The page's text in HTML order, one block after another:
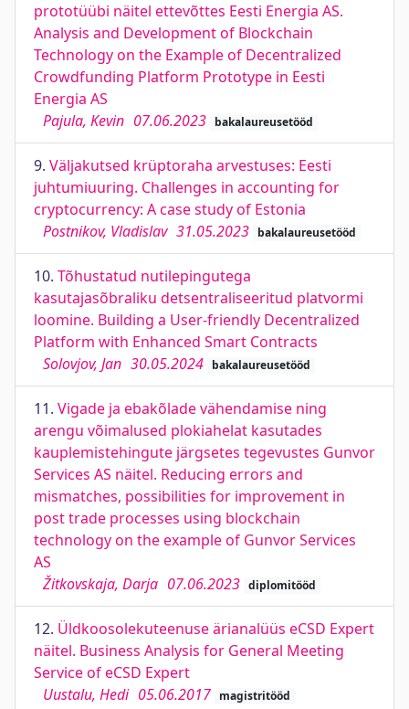
prototüübi näitel ettevõttes Eesti Energia AS.
Analysis and Development of Blockchain
Technology on the Example of Decentralized
Crowdfunding Platform Prototype in Eesti
Energia AS
Pajula, Kevin 07.06.2023 bakalaureusetööd
9. Väljakutsed krüptoraha arvestuses: Eesti
juhtumiuuring. Challenges in accounting for
cryptocurrency: A case study of Estonia
Postnikov, Vladislav 31.05.2023 bakalaureusetööd
10. Tõhustatud nutilepingutega
kasutajasõbraliku detsentraliseeritud platvormi
loomine. Building a User-friendly Decentralized
Platform with Enhanced Smart Contracts
Solovjov, Jan 30.05.2024 bakalaureusetööd
11. Vigade ja ebakõlade vähendamise ning
arengu võimalused plokiahelat kasutades
kauplemistehingute järgsetes tegevustes Gunvor
Services AS näitel. Reducing errors and
mismatches, possibilities for improvement in
post trade processes using blockchain
technology on the example of Gunvor Services
AS
Žitkovskaja, Darja 07.06.2023 diplomitööd
12. Üldkoosolekuteenuse ärianalüüs eCSD Expert
näitel. Business Analysis for General Meeting
Service of eCSD Expert
Uustalu, Hedi 05.06.2017 magistritööd